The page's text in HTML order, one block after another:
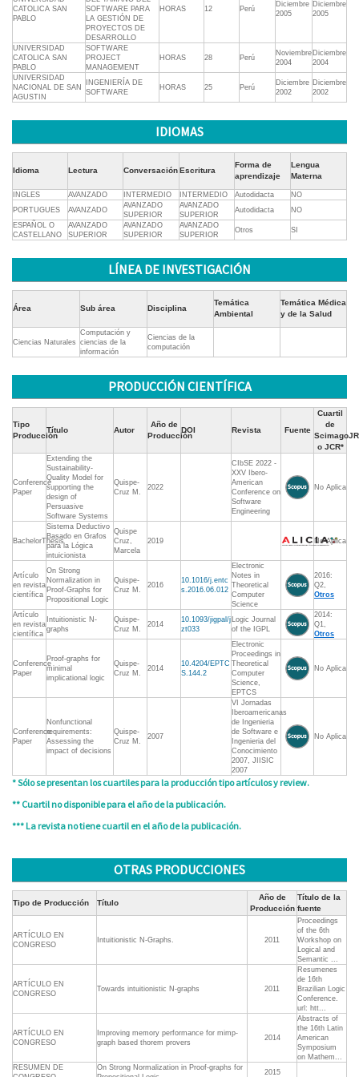
CATOLICA SAN
PABLO
SOFTWARE PARA
LA GESTIÓN DE
PROYECTOS DE
DESARROLLO
HORAS 12 Perú
Diciembre
2005
Diciembre
2005
UNIVERSIDAD
CATOLICA SAN
PABLO
SOFTWARE
PROJECT
MANAGEMENT
HORAS 28 Perú
Noviembre
2004
Diciembre
2004
UNIVERSIDAD
NACIONAL DE SAN
AGUSTIN
INGENIERÍA DE
SOFTWARE
HORAS 25 Perú
Diciembre
2002
Diciembre
2002
IDIOMAS
Idioma Lectura ConversaciónEscritura
Forma de
aprendizaje
Lengua
Materna
INGLES AVANZADO INTERMEDIO INTERMEDIO Autodidacta
NO
PORTUGUES
AVANZADO
AVANZADO
SUPERIOR
AVANZADO
SUPERIOR
Autodidacta
NO
ESPAÑOL O
CASTELLANO
AVANZADO
SUPERIOR
AVANZADO
SUPERIOR
AVANZADO
SUPERIOR
Otros SI
LÍNEA DE INVESTIGACIÓN
Área Sub área Disciplina
Temática
Ambiental
Temática Médica
y de la Salud
Ciencias Naturales
Computación y
ciencias de la
información
Ciencias de la
computación
PRODUCCIÓN CIENTÍFICA
Tipo
Producción
Título Autor
Año de
Producción
DOI Revista Fuente
Cuartil
de
ScimagoJR
o JCR*
Conference
Paper
Extending the
Sustainability-
Quality Model for
supporting the
design of
Persuasive
Software Systems
Quispe-
Cruz M.
2022
CIbSE 2022 -
XXV Ibero-
American
Conference on
Software
Engineering
No Aplica
BachelorThesis
Sistema Deductivo
Basado en Grafos
para la Lógica
intuicionista
Quispe
Cruz,
Marcela
2019 No Aplica
Artículo
en revista
científica
On Strong
Normalization in
Proof-Graphs for
Propositional Logic
Quispe-
Cruz M.
2016
10.1016/j.entc
s.2016.06.012
Electronic
Notes in
Theoretical
Computer
Science
2016:
Q2,
Otros
Artículo
en revista
científica
Intuitionistic N-
graphs
Quispe-
Cruz M.
2014
10.1093/jigpal/j
zt033
Logic Journal
of the IGPL
2014:
Q1,
Otros
Conference
Paper
Proof-graphs for
minimal
implicational logic
Quispe-
Cruz M.
2014
10.4204/EPTC
S.144.2
Electronic
Proceedings in
Theoretical
Computer
Science,
EPTCS
No Aplica
Conference
Paper
Nonfunctional
requirements:
Assessing the
impact of decisions
Quispe-
Cruz M.
2007
VI Jornadas
Iberoamericanas
de Ingenieria
de Software e
Ingenieria del
Conocimiento
2007, JIISIC
2007
No Aplica
* Sólo se presentan los cuartiles para la producción tipo artículos y review.
** Cuartil no disponible para el año de la publicación.
*** La revista no tiene cuartil en el año de la publicación.
OTRAS PRODUCCIONES
Tipo de Producción Título
Año de
Producción
Título de la
fuente
ARTÍCULO EN
CONGRESO
Intuitionistic N-Graphs. 2011
Proceedings
of the 6th
Workshop on
Logical and
Semantic ...
ARTÍCULO EN
CONGRESO
Towards intuitionistic N-graphs 2011
Resumenes
de 16th
Brazilian Logic
Conference.
url: htt...
ARTÍCULO EN
CONGRESO
Improving memory performance for mimp-
graph based thorem provers
2014
Abstracts of
the 16th Latin
American
Symposium
on Mathem...
RESUMEN DE
On Strong Normalization in Proof-graphs for
2015